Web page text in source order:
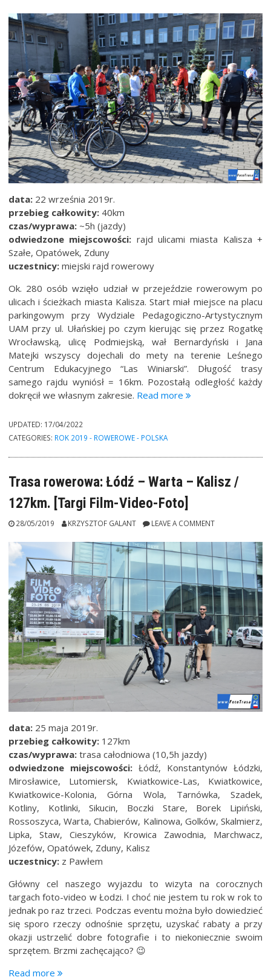
data: 22 września 2019r.
przebieg całkowity: 40km
czas/wyprawa: ~5h (jazdy)
odwiedzone miejscowości: rajd ulicami miasta Kalisza +
Szałe, Opatówek, Zduny
uczestnicy:miejski rajd rowerowy
Ok. 280 osób wzięło udział w przejeździe rowerowym po
ulicach i ścieżkach miasta Kalisza. Start miał miejsce na placu
parkingowym przy Wydziale Pedagogiczno-Artystycznym
UAM przy ul. Ułańskiej po czym kierując się przez Rogatkę
Wrocławską, ulicę Podmiejską, wał Bernardyński i Jana
Matejki wszyscy dojechali do mety na terenie Leśnego
Centrum Edukacyjnego “Las Winiarski”. Długość trasy
samego rajdu wyniósł = 16km. Pozostałą odległość każdy
dokręcił we własnym zakresie. Read more“Rajd
Ruch”
oraz
przejazd
na
“Kaliskie
Dni
Modelarza
i
Pasjonata”
w
Opatówku.
2019.”
UPDATED: 17/04/2022
CATEGORIES: ROK 2019 - ROWEROWE - POLSKA
Trasa rowerowa: Łódź – Warta – Kalisz /
127km. [Targi Film-Video-Foto]
28/05/2019 KRZYSZTOF GALANT LEAVE A COMMENT
data: 25 maja 2019r.
przebieg całkowity: 127km
czas/wyprawa: trasa całodniowa (10,5h jazdy)
odwiedzone miejscowości: Łódź, Konstantynów Łódzki,
Mirosławice, Lutomiersk, Kwiatkowice-Las, Kwiatkowice,
Kwiatkowice-Kolonia, Górna Wola, Tarnówka, Szadek,
Kotliny, Kotlinki, Sikucin, Boczki Stare, Borek Lipiński,
Rossoszyca, Warta, Chabierów, Kalinowa, Golków, Skalmierz,
Lipka, Staw, Cieszyków, Krowica Zawodnia, Marchwacz,
Józefów, Opatówek, Zduny, Kalisz
uczestnicy: z Pawłem
Główny cel naszego wyjazdu to wizyta na corocznych
targach foto-video w Łodzi. I choć nie jestem tu rok w rok to
jednak po raz trzeci. Podczas eventu można było dowiedzieć
się sporo rzeczy odnośnie sprzętu, uzyskać rabaty a przy
okazji ustrzelić dobre fotografie i to niekoniecznie swoim
sprzętem. Brzmi zachęcająco? 😉
Read more“Trasa